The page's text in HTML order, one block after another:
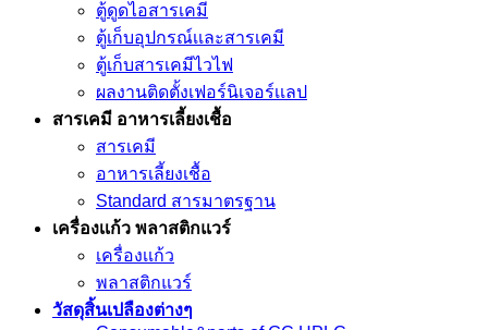
ตู้ดูดไอสารเคมี
ตู้เก็บอุปกรณ์เเละสารเคมี
ตู้เก็บสารเคมีไวไฟ
ผลงานติดตั้งเฟอร์นิเจอร์เเลป
สารเคมี อาหารเลี้ยงเชื้อ
สารเคมี
อาหารเลี้ยงเชื้อ
Standard สารมาตรฐาน
เครื่องเเก้ว พลาสติกแวร์
เครื่องเเก้ว
พลาสติกแวร์
วัสดุสิ้นเปลืองต่างๆ